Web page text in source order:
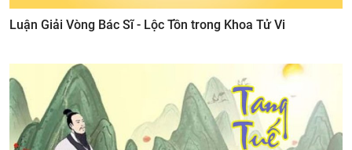
Luận Giải Vòng Bác Sĩ - Lộc Tồn trong Khoa Tử Vi